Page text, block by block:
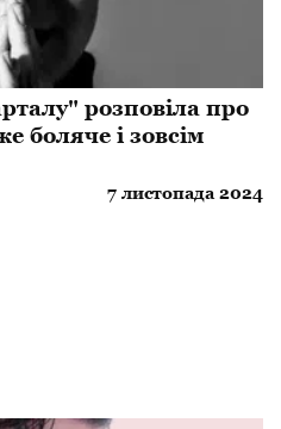
розповіла про
боляче і зовсім
7 листопада 2024